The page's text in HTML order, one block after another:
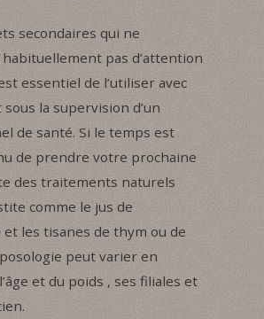
secondaires qui ne
pas d’attention
essentiel de l’utiliser avec
la supervision d’un
de santé. Si le temps est
de prendre votre prochaine
des traitements naturels
comme le jus de
les tisanes de thym ou de
peut varier en
et du poids , ses filiales et